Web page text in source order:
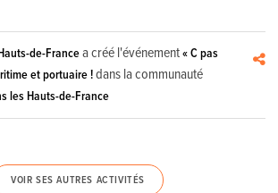
de-Francea créé l'événement« C pas
et portuaire !dans la communauté
les Hauts-de-France
VOIR SES AUTRES ACTIVITÉS